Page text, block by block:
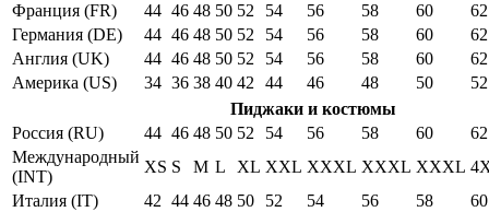
Франция (FR)
44 46 48 50 52 54 56 58 60
62
Германия (DE)
44 46 48 50 52 54 56 58 60
62
Англия (UK)
44 46 48 50 52 54 56 58 60
62
Америка (US)
34 36 38 40 42 44 46 48 50
52
Пиджаки и костюмы
Россия (RU)
44 46 48 50 52 54 56 58 60
62
Международный
(INT)
XS S M L XL XXL XXXL XXXL XXXL
Италия (IT)
42 44 46 48 50 52 54 56 58
60